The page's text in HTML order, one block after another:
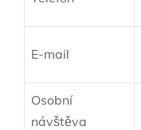
E-mail
Osobní
návštěva